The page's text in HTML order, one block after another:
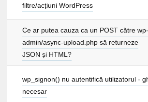
filtre/acțiuni WordPress
Ce ar putea cauza ca un POST către wp-
admin/async-upload.php să returneze
JSON și HTML?
wp_signon() nu autentifică utilizatorul -
necesar